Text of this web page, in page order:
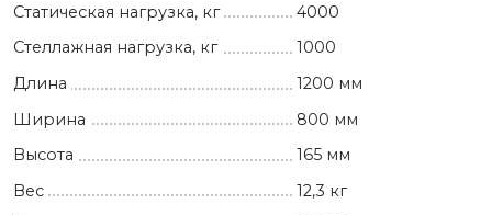
Статическая нагрузка, кг
4000
Стеллажная нагрузка, кг
1000
Длина
1200 мм
Ширина
800 мм
Высота
165 мм
Вес
12,3 кг